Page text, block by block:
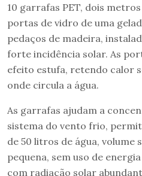
10 garrafas PET, dois
portas de vidro de uma
pedaços de madeira,
forte incidência solar. As
efeito estufa, retendo calor
onde circula a água.
As garrafas ajudam a
sistema do vento frio,
de 50 litros de água, volume
pequena, sem uso de
com radiação solar